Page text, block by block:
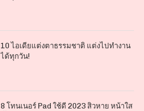
10 ไอเดียแต่งตาธรรมชาติ แต่งไปทำงาน
ได้ทุกวัน!
8 โทนเนอร์ Pad ใช้ดี 2023 สิวหาย หน้าใส